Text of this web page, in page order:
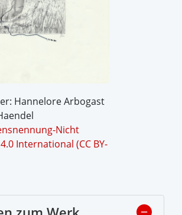
Hannelore Arbogast
Nicht
International (CC BY-